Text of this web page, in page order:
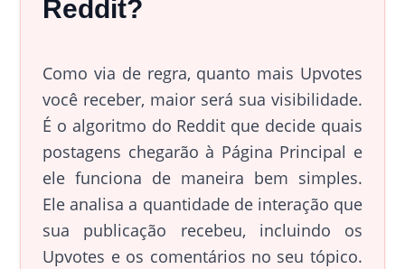
Reddit?
Como via de regra, quanto mais Upvotes
você receber, maior será sua visibilidade.
É o algoritmo do Reddit que decide quais
postagens chegarão à Página Principal e
ele funciona de maneira bem simples.
Ele analisa a quantidade de interação que
sua publicação recebeu, incluindo os
Upvotes e os comentários no seu tópico.